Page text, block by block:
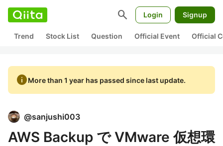
search Login Signup
Trend Stock List Question Official Event Official
infoMore than 1 year has passed since last update.
@sanjushi003
AWS Backup で VMware 仮想環